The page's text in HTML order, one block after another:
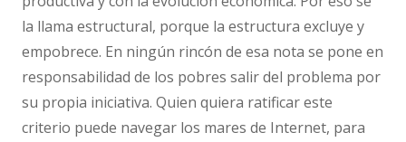
la llama estructural, porque la estructura excluye y
empobrece. En ningún rincón de esa nota se pone en
responsabilidad de los pobres salir del problema por
su propia iniciativa. Quien quiera ratificar este
criterio puede navegar los mares de Internet, para